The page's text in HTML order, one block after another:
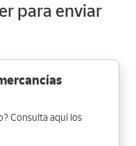
para enviar
Consulta aquí los